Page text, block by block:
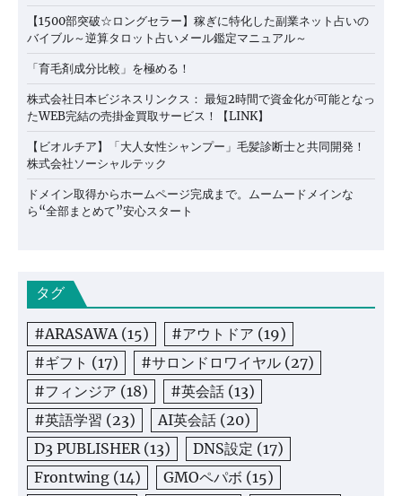
【1500部突破☆ロングセラー】稼ぎに特化した副業ネット占いの
バイブル～逆算タロット占いメール鑑定マニュアル～
「育毛剤成分比較」を極める！
株式会社日本ビジネスリンクス： 最短2時間で資金化が可能となっ
たWEB完結の売掛金買取サービス！【LINK】
【ビオルチア】「大人女性シャンプー」毛髪診断士と共同開発！
株式会社ソーシャルテック
ドメイン取得からホームページ完成まで。ムームードメインな
ら“全部まとめて”安心スタート
タグ
#ARASAWA(15) #アウトドア (19)
#ギフト (17) #サロンドロワイヤル (27)
#フィンジア (18) #英会話 (13)
#英語学習 (23) AI英会話 (20)
D3 PUBLISHER(13) DNS設定 (17)
Frontwing (14) GMOペパボ (15)